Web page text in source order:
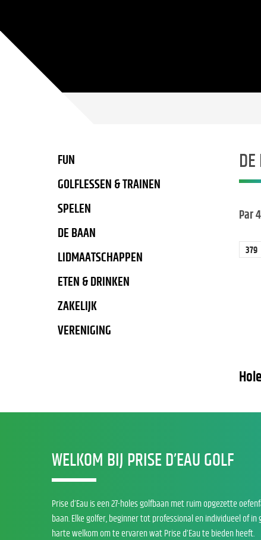
FUN
GOLFLESSEN & TRAINEN
SPELEN
DE BAAN
LIDMAATSCHAPPEN
ETEN & DRINKEN
ZAKELIJK
VERENIGING
Par
379
Hole
WELKOM BIJ PRISE D’EAU GOLF
Prise d’Eau is een 27-holes golfbaan met ruim opgezette
baan. Elke golfer, beginner tot professional en individueel of
harte welkom om te ervaren wat Prise d’Eau te bieden heeft.